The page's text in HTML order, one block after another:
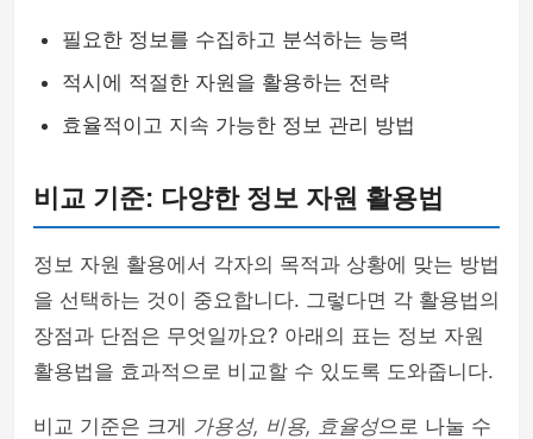
필요한 정보를 수집하고 분석하는 능력
적시에 적절한 자원을 활용하는 전략
효율적이고 지속 가능한 정보 관리 방법
비교 기준: 다양한 정보 자원 활용법
정보 자원 활용에서 각자의 목적과 상황에 맞는 방법
을 선택하는 것이 중요합니다. 그렇다면 각 활용법의
장점과 단점은 무엇일까요? 아래의 표는 정보 자원
활용법을 효과적으로 비교할 수 있도록 도와줍니다.
비교 기준은 크게 가용성, 비용, 효율성으로 나눌 수